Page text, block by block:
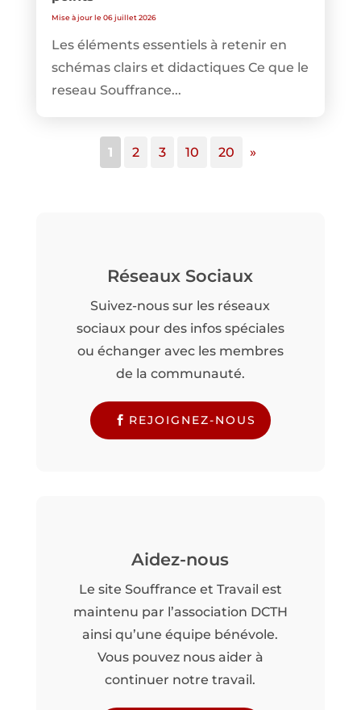
Mise à jour le 06 juillet 2026
Les éléments essentiels à retenir en
schémas clairs et didactiques Ce que le
reseau Souffrance...
1 2 3 10 20 »
Réseaux Sociaux
Suivez-nous sur les réseaux
sociaux pour des infos spéciales
ou échanger avec les membres
de la communauté.
REJOIGNEZ-NOUS
Aidez-nous
Le site Souffrance et Travail est
maintenu par l’association DCTH
ainsi qu’une équipe bénévole.
Vous pouvez nous aider à
continuer notre travail.